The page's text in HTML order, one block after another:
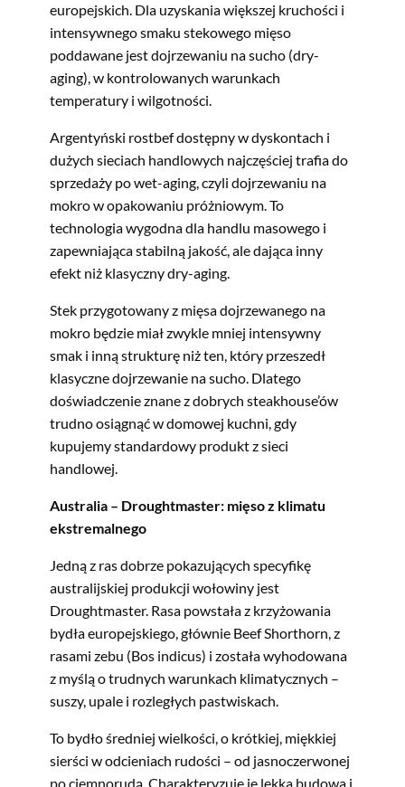
europejskich. Dla uzyskania większej kruchości i
intensywnego smaku stekowego mięso
poddawane jest dojrzewaniu na sucho (dry-
aging), w kontrolowanych warunkach
temperatury i wilgotności.
Argentyński rostbef dostępny w dyskontach i
dużych sieciach handlowych najczęściej trafia do
sprzedaży po wet-aging, czyli dojrzewaniu na
mokro w opakowaniu próżniowym. To
technologia wygodna dla handlu masowego i
zapewniająca stabilną jakość, ale dająca inny
efekt niż klasyczny dry-aging.
Stek przygotowany z mięsa dojrzewanego na
mokro będzie miał zwykle mniej intensywny
smak i inną strukturę niż ten, który przeszedł
klasyczne dojrzewanie na sucho. Dlatego
doświadczenie znane z dobrych steakhouse’ów
trudno osiągnąć w domowej kuchni, gdy
kupujemy standardowy produkt z sieci
handlowej.
Australia – Droughtmaster: mięso z klimatu
ekstremalnego
Jedną z ras dobrze pokazujących specyfikę
australijskiej produkcji wołowiny jest
Droughtmaster. Rasa powstała z krzyżowania
bydła europejskiego, głównie Beef Shorthorn, z
rasami zebu (Bos indicus) i została wyhodowana
z myślą o trudnych warunkach klimatycznych –
suszy, upale i rozległych pastwiskach.
To bydło średniej wielkości, o krótkiej, miękkiej
sierści w odcieniach rudości – od jasnoczerwonej
po ciemnorudą. Charakteryzuje je lekka budowa i